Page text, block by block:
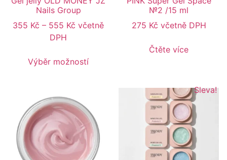
Nails Group
355 Kč – 555 Kč včetně
DPH
Výběr možností
№2 /15 ml
275 Kč včetně DPH
Čtěte více
Sleva!